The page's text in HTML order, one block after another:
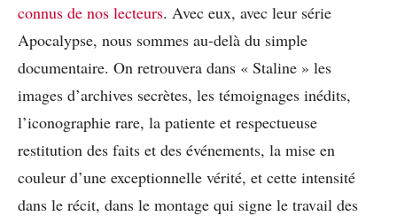
connus de nos lecteurs. Avec eux, avec leur série
Apocalypse, nous sommes au-delà du simple
documentaire. On retrouvera dans « Staline » les
images d’archives secrètes, les témoignages inédits,
l’iconographie rare, la patiente et respectueuse
restitution des faits et des événements, la mise en
couleur d’une exceptionnelle vérité, et cette intensité
dans le récit, dans le montage qui signe le travail des